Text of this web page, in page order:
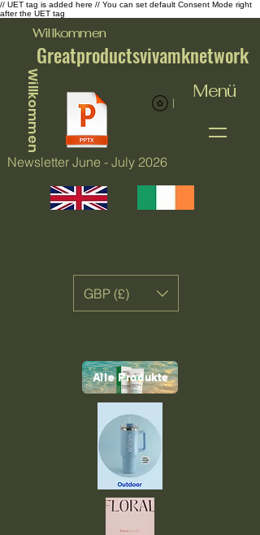
// UET tag is added here // You can set default Consent Mode right
after the UET tag
Willkommen
Newsletter June - July 2026
Greatproductsvivamknetwork
Menü
Willkommen
GBP (£)
Alle Produkte